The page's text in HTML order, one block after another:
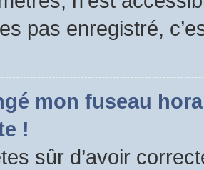
pas enregistré,
mon fuseau
!
sûr d’avoir